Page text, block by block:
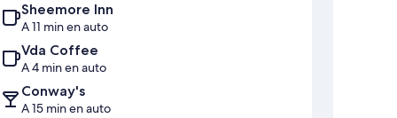
Sheemore Inn
A 11 min en auto
Vda Coffee
A 4 min en auto
Conway's
A 15 min en auto